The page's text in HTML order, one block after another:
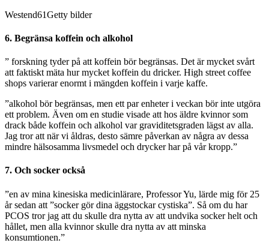
Westend61Getty bilder
6. Begränsa koffein och alkohol
” forskning tyder på att koffein bör begränsas. Det är mycket svårt
att faktiskt mäta hur mycket koffein du dricker. High street coffee
shops varierar enormt i mängden koffein i varje kaffe.
”alkohol bör begränsas, men ett par enheter i veckan bör inte utgöra
ett problem. Även om en studie visade att hos äldre kvinnor som
drack både koffein och alkohol var graviditetsgraden lägst av alla.
Jag tror att när vi åldras, desto sämre påverkan av några av dessa
mindre hälsosamma livsmedel och drycker har på vår kropp.”
7. Och socker också
”en av mina kinesiska medicinlärare, Professor Yu, lärde mig för 25
år sedan att ”socker gör dina äggstockar cystiska”. Så om du har
PCOS tror jag att du skulle dra nytta av att undvika socker helt och
hållet, men alla kvinnor skulle dra nytta av att minska
konsumtionen.”